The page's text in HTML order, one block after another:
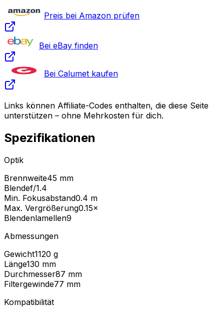
Preis bei Amazon prüfen
Bei eBay finden
Bei Calumet kaufen
Links können Affiliate-Codes enthalten, die diese Seite
unterstützen – ohne Mehrkosten für dich.
Spezifikationen
Optik
Brennweite45 mm
Blendef/1.4
Min. Fokusabstand0.4 m
Max. Vergrößerung0.15×
Blendenlamellen9
Abmessungen
Gewicht1120 g
Länge130 mm
Durchmesser87 mm
Filtergewinde77 mm
Kompatibilität